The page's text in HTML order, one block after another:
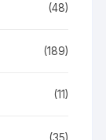
(48)
(189)
(11)